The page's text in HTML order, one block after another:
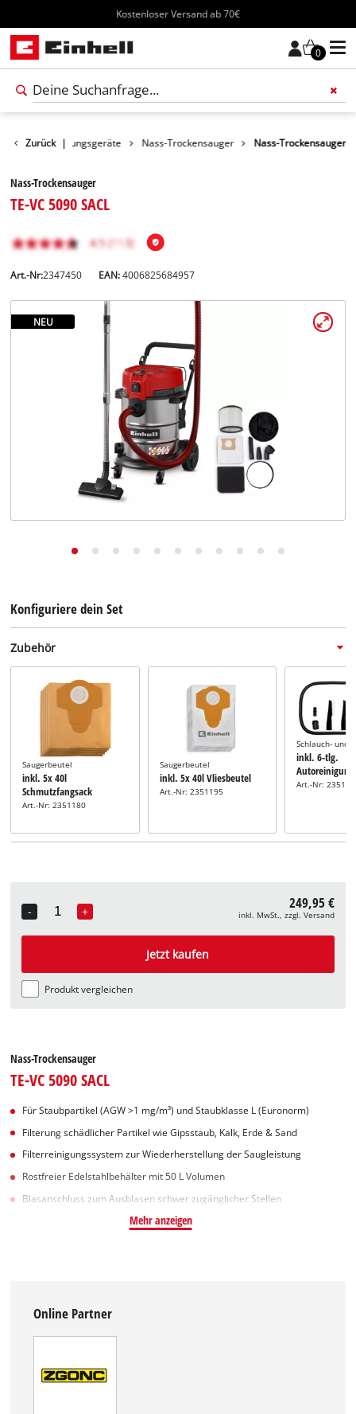
Kostenloser Versand ab 70€
0
Zurück |
Reinigungsgeräte Nass-Trockensauger Nass-Trockensauger
Nass-Trockensauger
TE-VC 5090 SACL
Art.-Nr:2347450 EAN:4006825684957
NEU
Konfiguriere dein Set
Zubehör
Saugerbeutel
inkl. 5x 40l
Schmutzfangsack
Art.-Nr: 2351180
Saugerbeutel
inkl. 5x 40l Vliesbeutel
Art.-Nr: 2351195
Schlauch- und
inkl. 6-tlg.
Art.-Nr:
-
Quantity
+ 249,95 €
inkl. MwSt., zzgl. Versand
Jetzt kaufen
Produkt vergleichen
Nass-Trockensauger
TE-VC 5090 SACL
Für Staubpartikel (AGW >1 mg/m³) und Staubklasse L (Euronorm)
Filterung schädlicher Partikel wie Gipsstaub, Kalk, Erde & Sand
Filterreinigungssystem zur Wiederherstellung der Saugleistung
Rostfreier Edelstahlbehälter mit 50 L Volumen
Blasanschluss zum Ausblasen schwer zugänglicher Stellen
Mehr anzeigen
Online Partner